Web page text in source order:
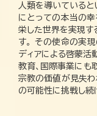
人類を導いていると
にとっての本当の
栄した世界を実現す
す。 その使命の実
ディアによる啓蒙活
教育、国際事業にも
宗教の価値が見失
の可能性に挑戦し続